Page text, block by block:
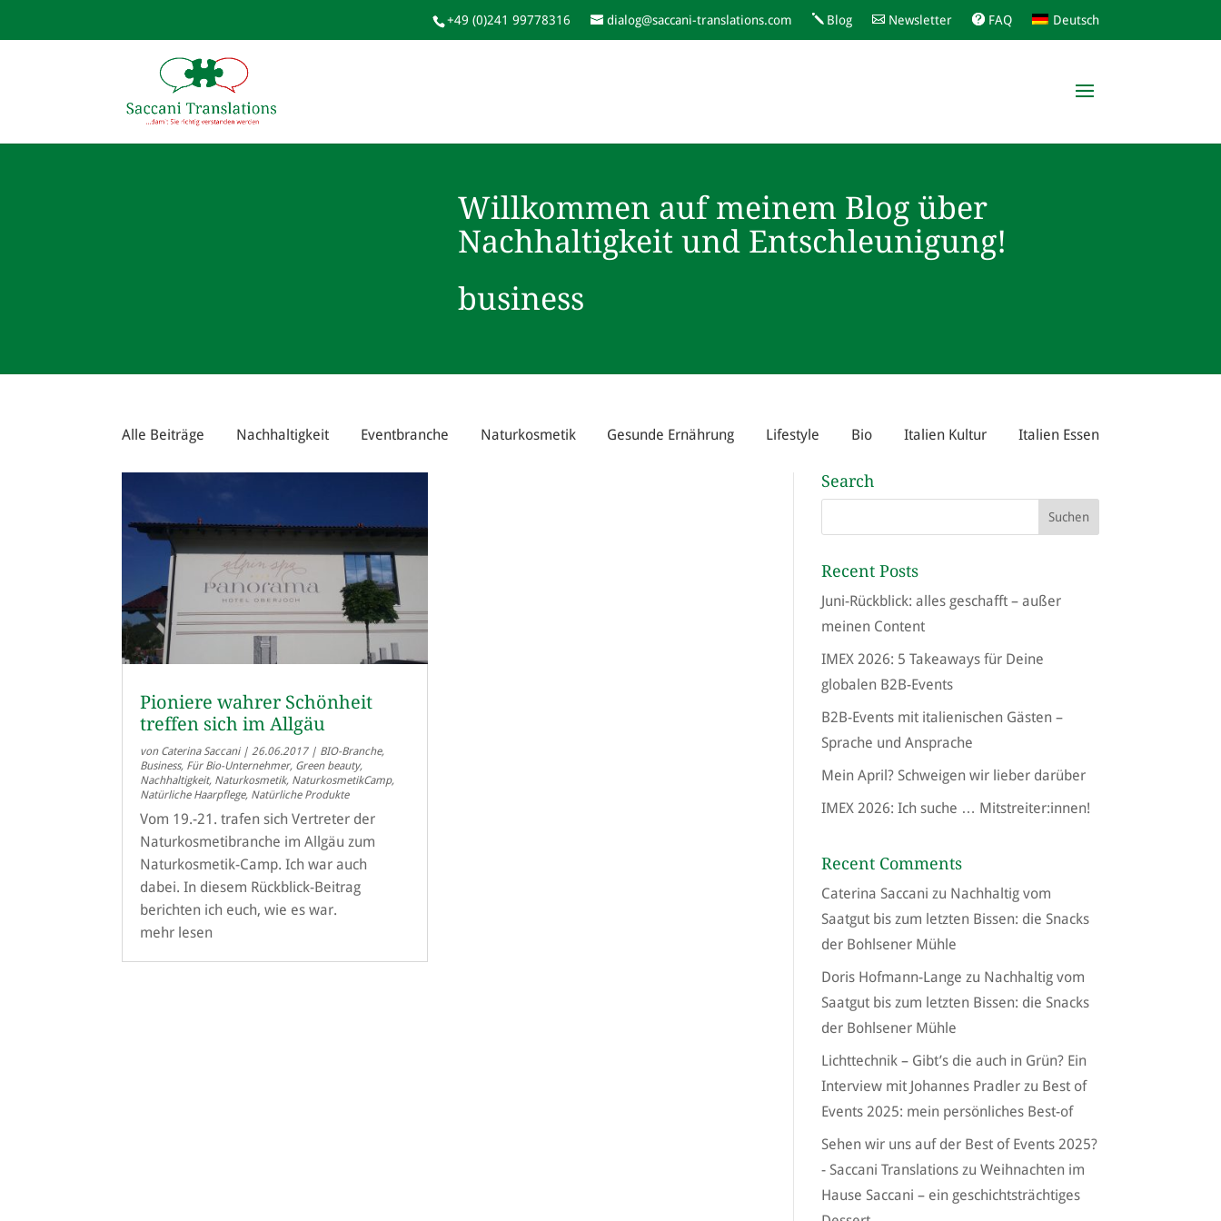
+49 (0)241 99778316 dialog@saccani-translations.com Blog Newsletter FAQ Deutsch
Willkommen auf meinem Blog über
Nachhaltigkeit und Entschleunigung!
business
Alle Beiträge Nachhaltigkeit Eventbranche Naturkosmetik Gesunde Ernährung Lifestyle Bio Italien Kultur Italien Essen
Pioniere wahrer Schönheit
treffen sich im Allgäu
von Caterina Saccani| 26.06.2017| BIO-Branche,
Business, Für Bio-Unternehmer, Green beauty,
Nachhaltigkeit, Naturkosmetik, NaturkosmetikCamp,
Natürliche Haarpflege, Natürliche Produkte
Vom 19.-21. trafen sich Vertreter der
Naturkosmetibranche im Allgäu zum
Naturkosmetik-Camp. Ich war auch
dabei. In diesem Rückblick-Beitrag
berichten ich euch, wie es war.
mehr lesen
Search
Recent Posts
Juni-Rückblick: alles geschafft – außer
meinen Content
IMEX 2026: 5 Takeaways für Deine
globalen B2B-Events
B2B-Events mit italienischen Gästen –
Sprache und Ansprache
Mein April? Schweigen wir lieber darüber
IMEX 2026: Ich suche … Mitstreiter:innen!
Recent Comments
Caterina Saccani zu Nachhaltig vom
Saatgut bis zum letzten Bissen: die Snacks
der Bohlsener Mühle
Doris Hofmann-Lange zu Nachhaltig vom
Saatgut bis zum letzten Bissen: die Snacks
der Bohlsener Mühle
Lichttechnik – Gibt’s die auch in Grün? Ein
Interview mit Johannes Pradlerzu Best of
Events 2025: mein persönliches Best-of
Sehen wir uns auf der Best of Events 2025?
- Saccani Translationszu Weihnachten im
Hause Saccani – ein geschichtsträchtiges